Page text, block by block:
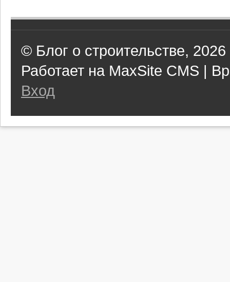
© Блог о строительстве, 2026
Работает на MaxSite CMS |
Вход